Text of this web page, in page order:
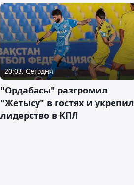
20:03, Сегодня
"Ордабасы" разгромил
"Жетысу" в гостях и укрепил
лидерство в КПЛ